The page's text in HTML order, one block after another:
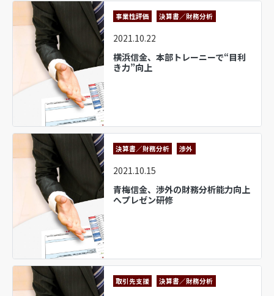
事業性評価 決算書／財務分析
2021.10.22
横浜信金、本部トレーニーで“目利
き力”向上
決算書／財務分析 渉外
2021.10.15
青梅信金、渉外の財務分析能力向上
へプレゼン研修
取引先支援 決算書／財務分析